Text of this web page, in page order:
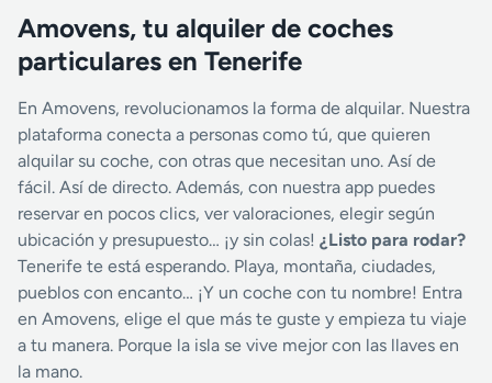
Amovens, tu alquiler de coches
particulares en Tenerife
En Amovens, revolucionamos la forma de alquilar. Nuestra
plataforma conecta a personas como tú, que quieren
alquilar su coche, con otras que necesitan uno. Así de
fácil. Así de directo. Además, con nuestra app puedes
reservar en pocos clics, ver valoraciones, elegir según
ubicación y presupuesto… ¡y sin colas! ¿Listo para rodar?
Tenerife te está esperando. Playa, montaña, ciudades,
pueblos con encanto… ¡Y un coche con tu nombre! Entra
en Amovens, elige el que más te guste y empieza tu viaje
a tu manera. Porque la isla se vive mejor con las llaves en
la mano.